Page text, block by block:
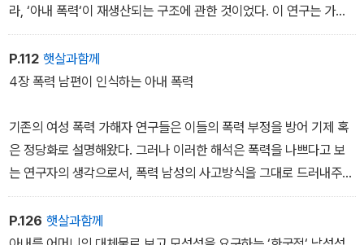
라, ‘아내 폭력‘이 재생산되는 구조에 관한 것이었다. 이 연구는 가족
관계에서는 폭력이 발생하지 말아야 한다고 주장하는 것이 아니라 오
히려 ‘가족에서는 폭력이 발생할 리가 없다‘는 담론에 대한 비판이다.
남성과 여성의 관계를 포함하여 모든 인간 관계가 권력 관계라면, 어
폭력이 발생한다는 사실이 아니라 부부 간에는 폭력이 발생할 리 없
다고 믿게 하는 사회적 권력은 무엇인가에 관한 것이었다. ‘아내 폭
력‘이 문제화되어야 하는 이유는 폭력이 가족 관계에서 발생해서라기
보다는 가족 내 성 역할 규범을 통해 폭력이 정상화, 사적화(私的化,
privatization)되기 때문이다.
P.112 햇살과함께
4장 폭력 남편이 인식하는 아내 폭력
기존의 여성 폭력 가해자 연구들은 이들의 폭력 부정을 방어 기제 혹
은 정당화로 설명해왔다. 그러나 이러한 해석은 폭력을 나쁘다고 보
는 연구자의 생각으로서, 폭력 남성의 사고방식을 그대로 드러내주지
못한다. 원래 자아방어기제 (ego defencemechanism)란 프로이
트 심리학에서 발전된 것으로서 자아의 존재를 전제로 하는개념이다.
그러나 그들은 아타(我他)의 경계로서 자아의 존재를 필요로 하지
P.126 햇살과함께